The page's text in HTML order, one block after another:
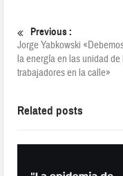
Previous :
Jorge Yabkowski
la energía en las unidad de
trabajadores en la calle»
Related posts